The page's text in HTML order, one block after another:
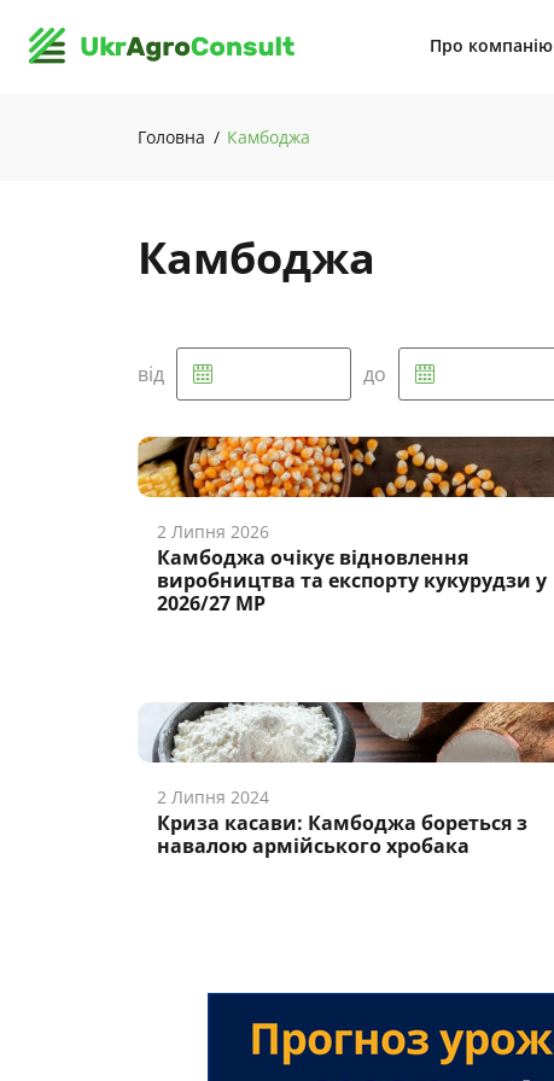
Про компанію
Головна Камбоджа
Камбоджа
від до
2 Липня 2026
Камбоджа очікує відновлення
виробництва та експорту кукурудзи у
2026/27 МР
2 Липня 2024
Криза касави: Камбоджа бореться з
навалою армійського хробака